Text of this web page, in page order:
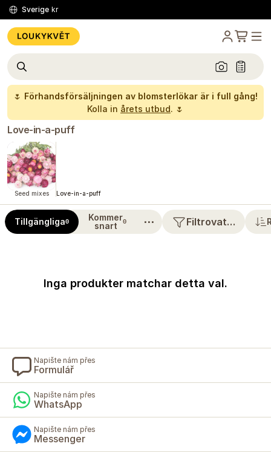
Sverige kr
🌷 Förhandsförsäljningen av blomsterlökar är i full gång!
Kolla in årets utbud. 🌷
Love-in-a-puff
Seed mixes Love-in-a-puff
Tillgängliga0
Kommer
snart
0 ⋯ Filtrovat…
Inga produkter matchar detta val.
Napište nám přes
Formulář
Napište nám přes
WhatsApp
Napište nám přes
Messenger